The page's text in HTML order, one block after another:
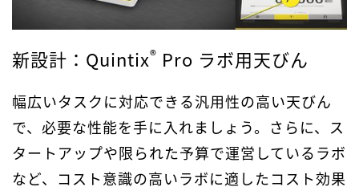
新設計：Quintix® Pro ラボ用天びん
幅広いタスクに対応できる汎用性の高い天びん
で、必要な性能を手に入れましょう。さらに、ス
タートアップや限られた予算で運営しているラボ
など、コスト意識の高いラボに適したコスト効果